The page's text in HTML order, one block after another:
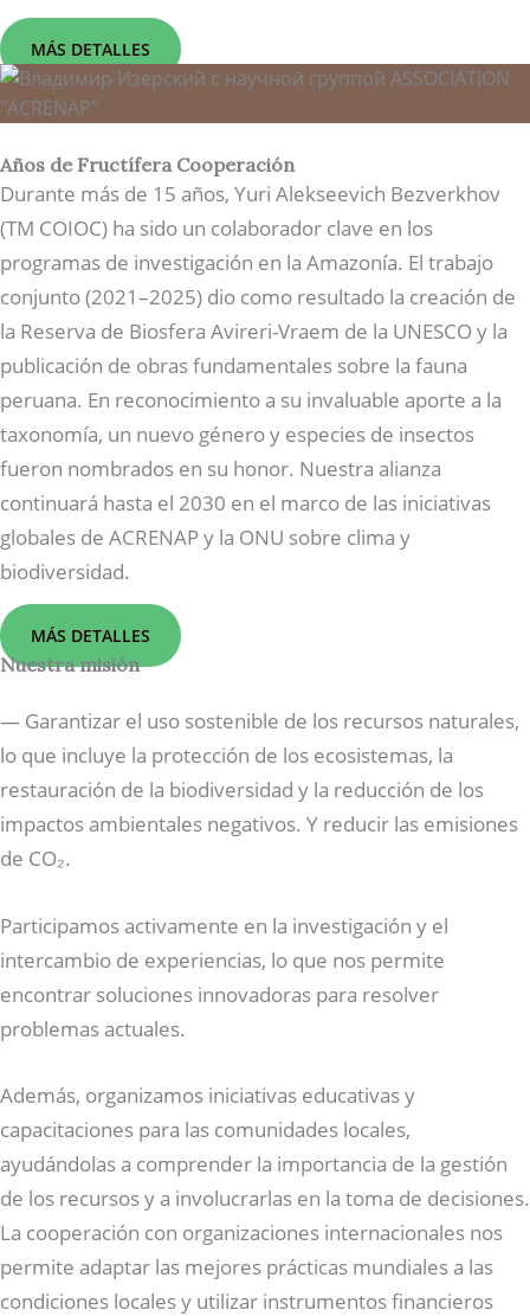
MÁS DETALLES
Años de Fructífera Cooperación
Durante más de 15 años, Yuri Alekseevich Bezverkhov
(TM COIOC) ha sido un colaborador clave en los
programas de investigación en la Amazonía. El trabajo
conjunto (2021–2025) dio como resultado la creación de
la Reserva de Biosfera Avireri-Vraem de la UNESCO y la
publicación de obras fundamentales sobre la fauna
peruana. En reconocimiento a su invaluable aporte a la
taxonomía, un nuevo género y especies de insectos
fueron nombrados en su honor. Nuestra alianza
continuará hasta el 2030 en el marco de las iniciativas
globales de ACRENAP y la ONU sobre clima y
biodiversidad.
MÁS DETALLES
Nuestra misión
— Garantizar el uso sostenible de los recursos naturales,
lo que incluye la protección de los ecosistemas, la
restauración de la biodiversidad y la reducción de los
impactos ambientales negativos. Y reducir las emisiones
de CO₂.
Participamos activamente en la investigación y el
intercambio de experiencias, lo que nos permite
encontrar soluciones innovadoras para resolver
problemas actuales.
Además, organizamos iniciativas educativas y
capacitaciones para las comunidades locales,
ayudándolas a comprender la importancia de la gestión
de los recursos y a involucrarlas en la toma de decisiones.
La cooperación con organizaciones internacionales nos
permite adaptar las mejores prácticas mundiales a las
condiciones locales y utilizar instrumentos financieros